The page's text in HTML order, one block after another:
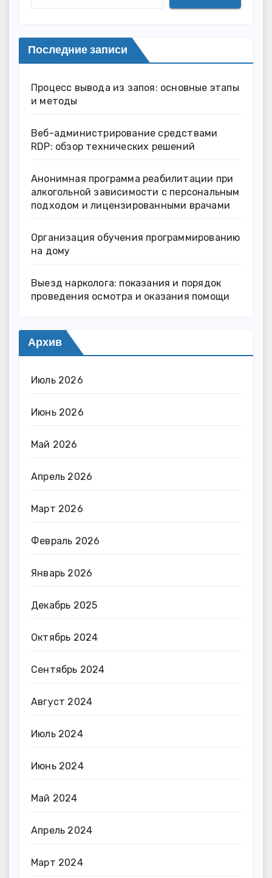
Последние записи
Процесс вывода из запоя: основные этапы
и методы
Веб-администрирование средствами
RDP: обзор технических решений
Анонимная программа реабилитации при
алкогольной зависимости с персональным
подходом и лицензированными врачами
Организация обучения программированию
на дому
Выезд нарколога: показания и порядок
проведения осмотра и оказания помощи
Архив
Июль 2026
Июнь 2026
Май 2026
Апрель 2026
Март 2026
Февраль 2026
Январь 2026
Декабрь 2025
Октябрь 2024
Сентябрь 2024
Август 2024
Июль 2024
Июнь 2024
Май 2024
Апрель 2024
Март 2024